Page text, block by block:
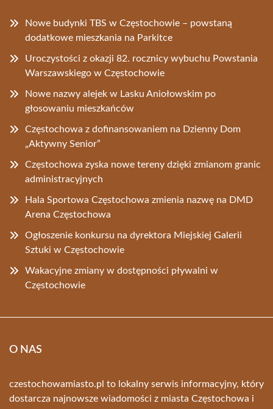
Nowe budynki TBS w Częstochowie – powstaną
dodatkowe mieszkania na Parkitce
Uroczystości z okazji 82. rocznicy wybuchu Powstania
Warszawskiego w Częstochowie
Nowe nazwy alejek w Lasku Aniołowskim po
głosowaniu mieszkańców
Częstochowa z dofinansowaniem na Dzienny Dom
„Aktywny Senior”
Częstochowa zyska nowe tereny dzięki zmianom granic
administracyjnych
Hala Sportowa Częstochowa zmienia nazwę na DMD
Arena Częstochowa
Ogłoszenie konkursu na dyrektora Miejskiej Galerii
Sztuki w Częstochowie
Wakacyjne zmiany w dostępności pływalni w
Częstochowie
O NAS
czestochowamiasto.pl to lokalny serwis informacyjny, który
dostarcza najnowsze wiadomości z miasta Częstochowa i